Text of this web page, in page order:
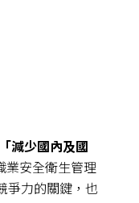
減少國內及國
業安全衛生管理
爭力的關鍵，也